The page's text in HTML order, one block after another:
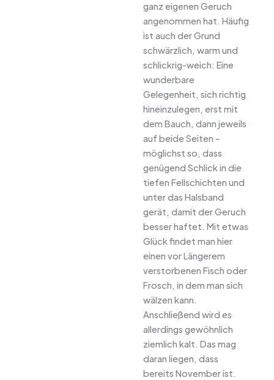
ganz eigenen Geruch
angenommen hat. Häufig
ist auch der Grund
schwärzlich, warm und
schlickrig-weich: Eine
wunderbare
Gelegenheit, sich richtig
hineinzulegen, erst mit
dem Bauch, dann jeweils
auf beide Seiten –
möglichst so, dass
genügend Schlick in die
tiefen Fellschichten und
unter das Halsband
gerät, damit der Geruch
besser haftet. Mit etwas
Glück findet man hier
einen vor Längerem
verstorbenen Fisch oder
Frosch, in dem man sich
wälzen kann.
Anschließend wird es
allerdings gewöhnlich
ziemlich kalt. Das mag
daran liegen, dass
bereits November ist.